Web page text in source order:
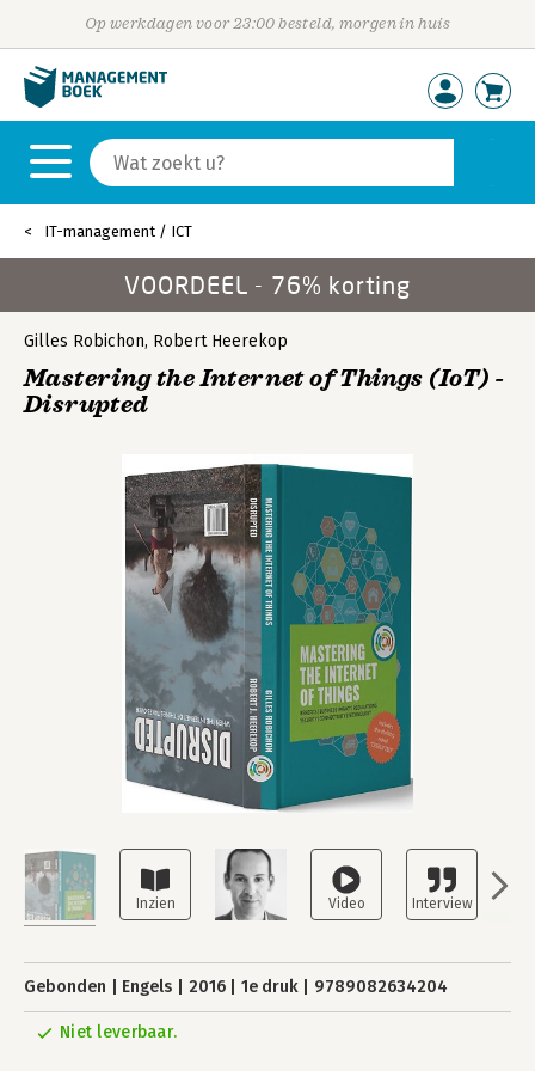
Op werkdagen voor 23:00 besteld, morgen in huis
IT-management / ICT
VOORDEEL - 76% korting
Gilles Robichon, Robert Heerekop
Mastering the Internet of Things (IoT) -
Disrupted
Gebonden Engels 2016 1e druk 9789082634204
Niet leverbaar.